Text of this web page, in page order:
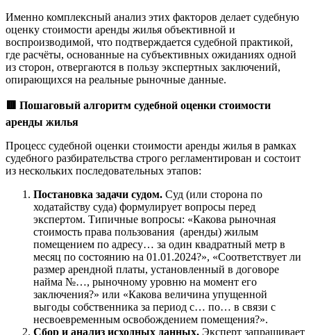
Именно комплексный анализ этих факторов делает судебную
оценку стоимости аренды жилья объективной и
воспроизводимой, что подтверждается судебной практикой,
где расчёты, основанные на субъективных ожиданиях одной
из сторон, отвергаются в пользу экспертных заключений,
опирающихся на реальные рыночные данные.
Пошаговый алгоритм судебной оценки стоимости
аренды жилья
Процесс судебной оценки стоимости аренды жилья в рамках
судебного разбирательства строго регламентирован и состоит
из нескольких последовательных этапов:
Постановка задачи судом. Суд (или сторона по
ходатайству суда) формулирует вопросы перед
экспертом. Типичные вопросы: «Какова рыночная
стоимость права пользования (аренды) жилым
помещением по адресу… за один квадратный метр в
месяц по состоянию на 01.01.2024?», «Соответствует ли
размер арендной платы, установленный в договоре
найма №…, рыночному уровню на момент его
заключения?» или «Какова величина упущенной
выгоды собственника за период с… по… в связи с
несвоевременным освобождением помещения?».
Сбор и анализ исходных данных. Эксперт запрашивает